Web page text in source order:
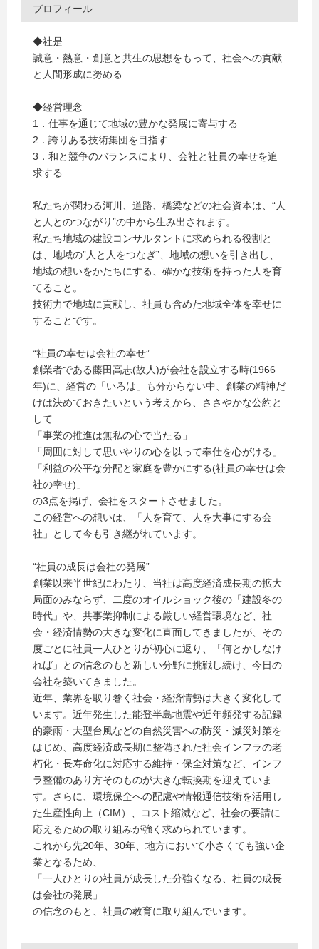
プロフィール
◆社是
誠意・熱意・創意と共生の思想をもって、社会への貢献
と人間形成に努める
◆経営理念
1．仕事を通じて地域の豊かな発展に寄与する
2．誇りある技術集団を目指す
3．和と競争のバランスにより、会社と社員の幸せを追
求する
私たちが関わる河川、道路、橋梁などの社会資本は、“人
と人とのつながり”の中から生み出されます。
私たち地域の建設コンサルタントに求められる役割と
は、地域の”人と人をつなぎ”、地域の想いを引き出し、
地域の想いをかたちにする、確かな技術を持った人を育
てること。
技術力で地域に貢献し、社員も含めた地域全体を幸せに
することです。
“社員の幸せは会社の幸せ”
創業者である藤田高志(故人)が会社を設立する時(1966
年)に、経営の「いろは」も分からない中、創業の精神だ
けは決めておきたいという考えから、ささやかな公約と
して
「事業の推進は無私の心で当たる」
「周囲に対して思いやりの心を以って奉仕を心がける」
「利益の公平な分配と家庭を豊かにする(社員の幸せは会
社の幸せ)」
の3点を掲げ、会社をスタートさせました。
この経営への想いは、「人を育て、人を大事にする会
社」として今も引き継がれています。
“社員の成長は会社の発展”
創業以来半世紀にわたり、当社は高度経済成長期の拡大
局面のみならず、二度のオイルショック後の「建設冬の
時代」や、共事業抑制による厳しい経営環境など、社
会・経済情勢の大きな変化に直面してきましたが、その
度ごとに社員一人ひとりが初心に返り、「何とかしなけ
れば」との信念のもと新しい分野に挑戦し続け、今日の
会社を築いてきました。
近年、業界を取り巻く社会・経済情勢は大きく変化して
います。近年発生した能登半島地震や近年頻発する記録
的豪雨・大型台風などの自然災害への防災・減災対策を
はじめ、高度経済成長期に整備された社会インフラの老
朽化・長寿命化に対応する維持・保全対策など、インフ
ラ整備のあり方そのものが大きな転換期を迎えていま
す。さらに、環境保全への配慮や情報通信技術を活用し
た生産性向上（CIM）、コスト縮減など、社会の要請に
応えるための取り組みが強く求められています。
これから先20年、30年、地方において小さくても強い企
業となるため、
「一人ひとりの社員が成長した分強くなる、社員の成長
は会社の発展」
の信念のもと、社員の教育に取り組んでいます。